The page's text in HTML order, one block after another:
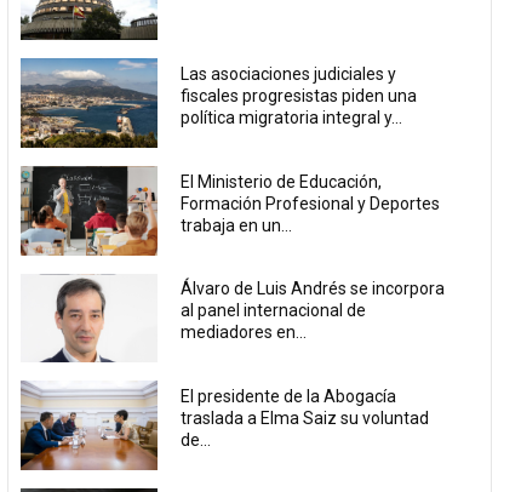
Las asociaciones judiciales y
fiscales progresistas piden una
política migratoria integral y...
El Ministerio de Educación,
Formación Profesional y Deportes
trabaja en un...
Álvaro de Luis Andrés se incorpora
al panel internacional de
mediadores en...
El presidente de la Abogacía
traslada a Elma Saiz su voluntad
de...